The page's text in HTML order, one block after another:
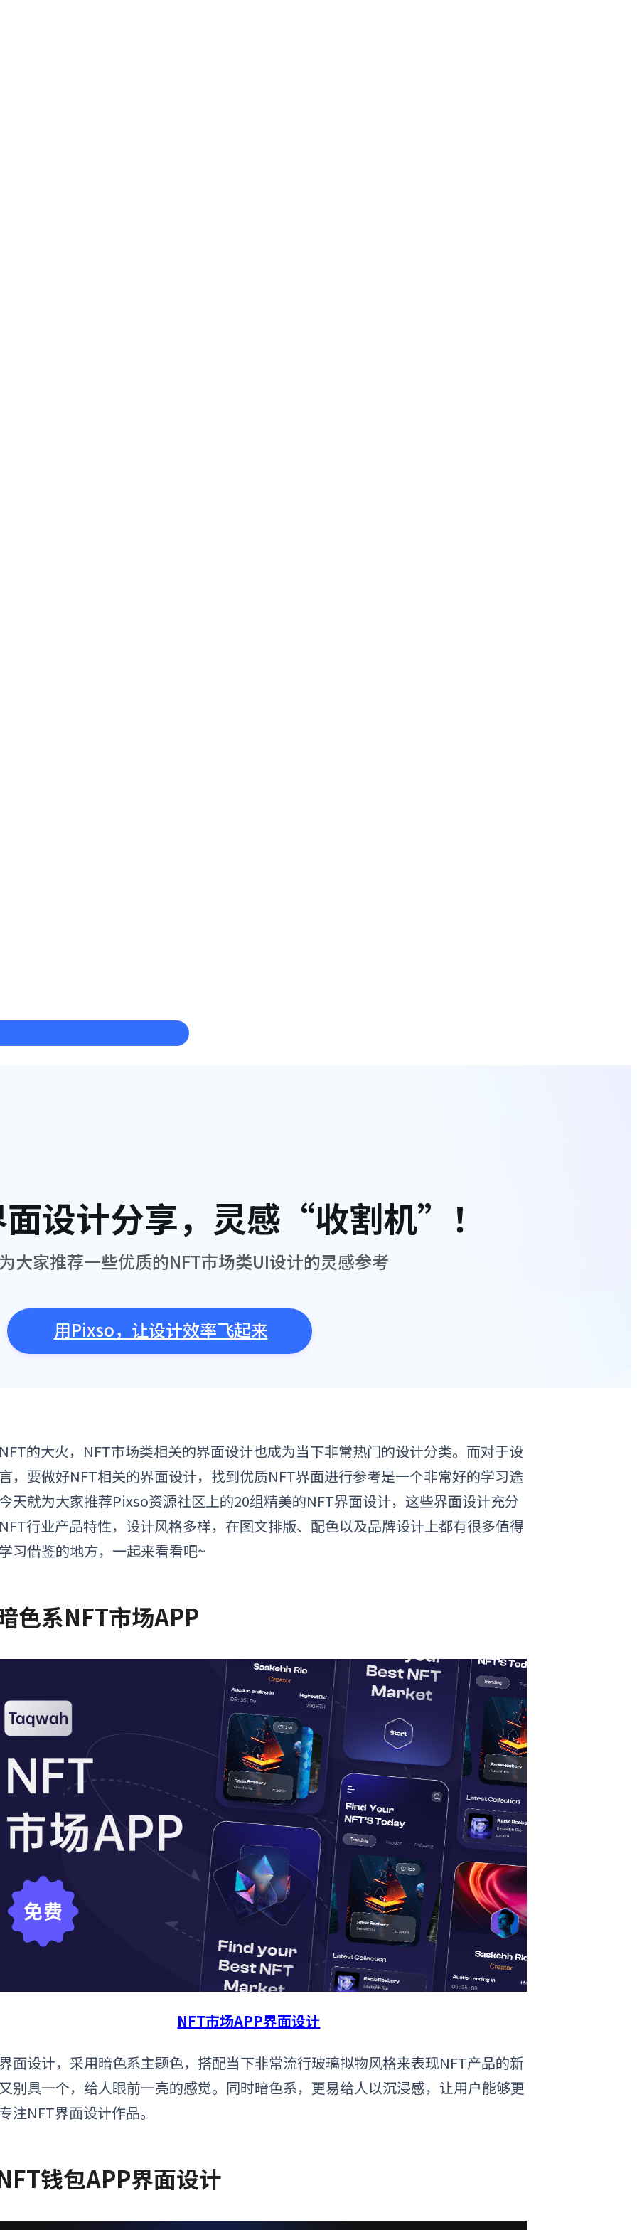
设计分享，灵感“收割机”！
大家推荐一些优质的NFT市场类UI设计的灵感参考
用Pixso，让设计效率飞起来
的大火，NFT市场类相关的界面设计也成为当下非常热门的设计分类。而对于设
，要做好NFT相关的界面设计，找到优质NFT界面进行参考是一个非常好的学习途
天就为大家推荐Pixso资源社区上的20组精美的NFT界面设计，这些界面设计充分
行业产品特性，设计风格多样，在图文排版、配色以及品牌设计上都有很多值得
习借鉴的地方，一起来看看吧~
色系NFT市场APP
NFT市场APP界面设计
面设计，采用暗色系主题色，搭配当下非常流行玻璃拟物风格来表现NFT产品的新
别具一个，给人眼前一亮的感觉。同时暗色系，更易给人以沉浸感，让用户能够更
注NFT界面设计作品。
钱包APP界面设计